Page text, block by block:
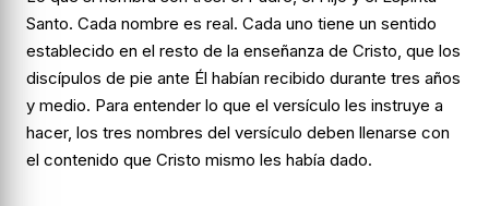
Santo. Cada nombre es real. Cada uno tiene un sentido
establecido en el resto de la enseñanza de Cristo, que los
discípulos de pie ante Él habían recibido durante tres años
y medio. Para entender lo que el versículo les instruye a
hacer, los tres nombres del versículo deben llenarse con
el contenido que Cristo mismo les había dado.